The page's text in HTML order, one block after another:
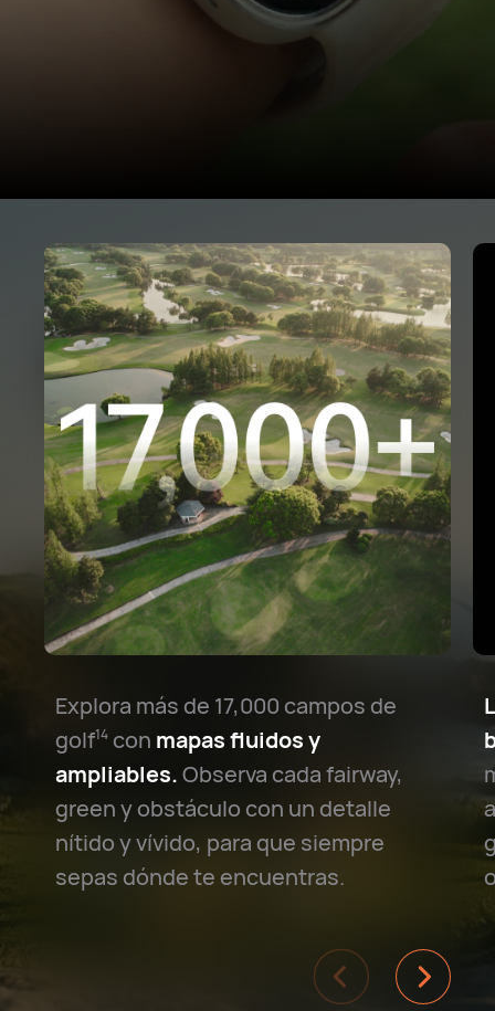
Explora más de 17,000 campos de
golf⁠14con mapas fluidos y
ampliables.Observa cada fairway,
green y obstáculo con un detalle
nítido y vívido, para que siempre
sepas dónde te encuentras.